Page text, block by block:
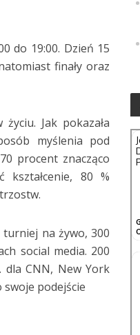
do 19:00. Dzień 15
finały oraz
Jak pokazała
myślenia pod
procent znacząco
kształcenie, 80 %
turniej na żywo, 300
social media. 200
dla CNN, New York
podejście